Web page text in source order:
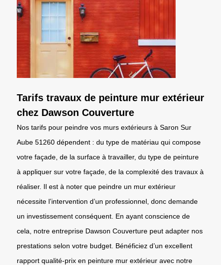
Tarifs travaux de peinture mur extérieur
chez Dawson Couverture
Nos tarifs pour peindre vos murs extérieurs à Saron Sur
Aube 51260 dépendent : du type de matériau qui compose
votre façade, de la surface à travailler, du type de peinture
à appliquer sur votre façade, de la complexité des travaux à
réaliser. Il est à noter que peindre un mur extérieur
nécessite l’intervention d’un professionnel, donc demande
un investissement conséquent. En ayant conscience de
cela, notre entreprise Dawson Couverture peut adapter nos
prestations selon votre budget. Bénéficiez d’un excellent
rapport qualité-prix en peinture mur extérieur avec notre